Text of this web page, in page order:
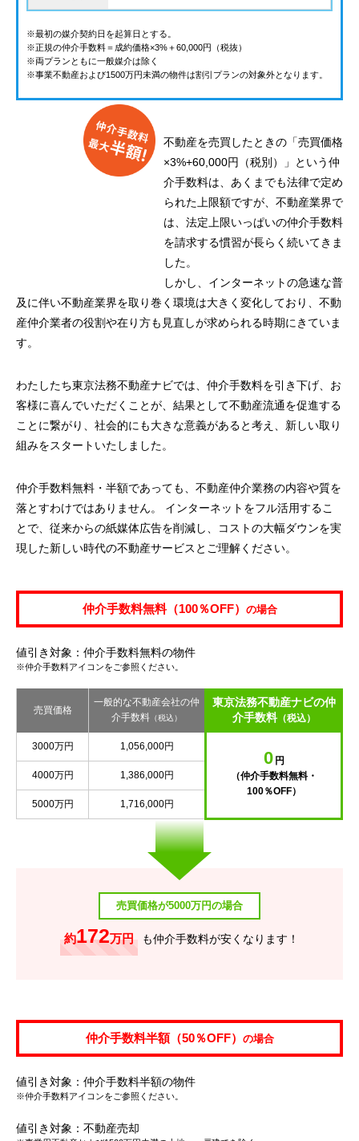
※最初の媒介契約日を起算日とする。
※正規の仲介手数料＝成約価格×3%＋60,000円（税抜）
※両プランともに一般媒介は除く
※事業不動産および1500万円未満の物件は割引プランの対象外となります。
不動産を売買したときの「売買価格
×3%+60,000円（税別）」という仲
介手数料は、あくまでも法律で定め
られた上限額ですが、不動産業界で
は、法定上限いっぱいの仲介手数料
を請求する慣習が長らく続いてきま
した。
しかし、インターネットの急速な普
及に伴い不動産業界を取り巻く環境は大きく変化しており、不動
産仲介業者の役割や在り方も見直しが求められる時期にきていま
す。
わたしたち東京法務不動産ナビでは、仲介手数料を引き下げ、お
客様に喜んでいただくことが、結果として不動産流通を促進する
ことに繋がり、社会的にも大きな意義があると考え、新しい取り
組みをスタートいたしました。
仲介手数料無料・半額であっても、不動産仲介業務の内容や質を
落とすわけではありません。 インターネットをフル活用するこ
とで、従来からの紙媒体広告を削減し、コストの大幅ダウンを実
現した新しい時代の不動産サービスとご理解ください。
仲介手数料無料（100％OFF） の場合
値引き対象：仲介手数料無料の物件
※仲介手数料アイコンをご参照ください。
売買価格
一般的な不動産会社の仲
介手数料 （税込）
東京法務不動産ナビの仲
介手数料（税込）
3000万円 1,056,000円
0 円
（仲介手数料無料・
100％OFF）
4000万円 1,386,000円
5000万円 1,716,000円
売買価格が5000万円の場合
約172万円 も仲介手数料が安くなります！
仲介手数料半額（50％OFF） の場合
値引き対象：仲介手数料半額の物件
※仲介手数料アイコンをご参照ください。
値引き対象：不動産売却